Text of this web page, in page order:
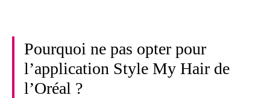
Pourquoi ne pas opter pour
l’application Style My Hair de
l’Oréal ?